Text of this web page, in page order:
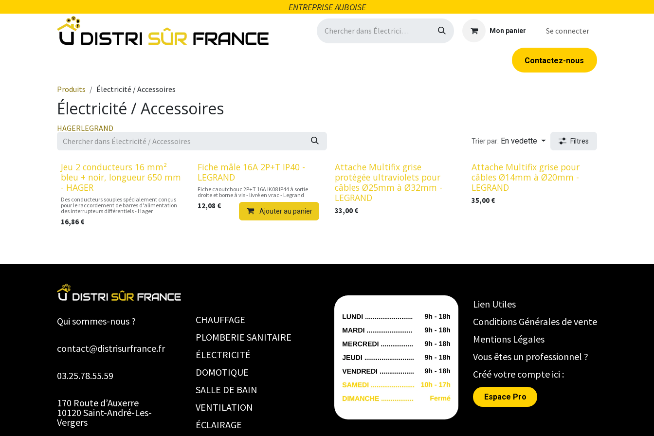
ENTREPRISE AUBOISE
Mon panier Se connecter
Outillage Formations
Contacte​​​​z​​​​​​​​-​​nous
Produits Électricité / Accessoires
Électricité / Accessoires
HAGERLEGRAND
Trier par: En vedette Filtres
Jeu 2 conducteurs 16 mm²
bleu + noir, longueur 650 mm
- HAGER
Des conducteurs souples spécialement conçus
pour le raccordement de barres d'alimentation
des interrupteurs différentiels - Hager
16,86 €
Fiche mâle 16A 2P+T IP40 -
LEGRAND
Fiche caoutchouc 2P+T 16A IK08 IP44 à sortie
droite et borne à vis - livré en vrac - Legrand
12,08 €
Ajouter au panier
Attache Multifix grise
protégée ultraviolets pour
câbles Ø25mm à Ø32mm -
LEGRAND
33,00€
Attache Multifix grise pour
câbles Ø14mm à Ø20mm -
LEGRAND
35,00 €
Qui sommes-nous ?
contact@distrisurfrance.fr
03.25.78.55.59
170 Route d’Auxerre
10120 Saint-André-Les-
Vergers
CHAUFFAGE
PLOMBERIE SANITAIRE
ÉLECTRICITÉ
DOMOTIQUE
SALLE DE BAIN
VENTILATION
ÉCLAIRAGE
Lien Utiles
Conditions Générales de vente
Mentions Légales
Vous êtes un professionnel ?
Créé votre compte ici :
Espace Pro